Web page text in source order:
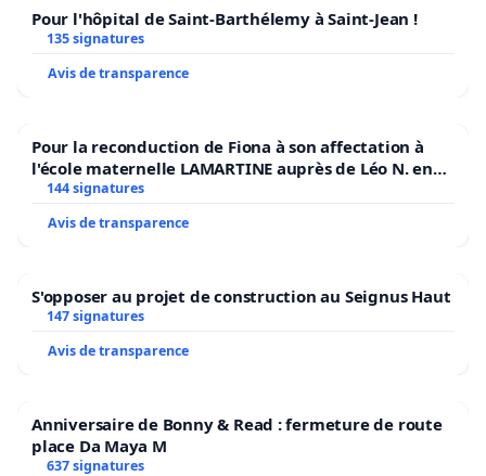
Pour l'hôpital de Saint-Barthélemy à Saint-Jean !
135 signatures
Avis de transparence
Pour la reconduction de Fiona à son affectation à
l'école maternelle LAMARTINE auprès de Léo N. en
2026/2027
144 signatures
Avis de transparence
S'opposer au projet de construction au Seignus Haut
147 signatures
Avis de transparence
Anniversaire de Bonny & Read : fermeture de route
place Da Maya M
637 signatures